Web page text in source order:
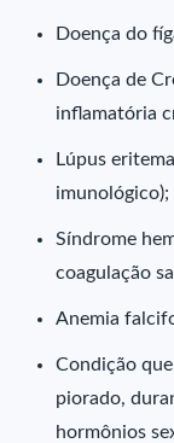
Doença do
Doença de
inflamatória
Lúpus
imunológico);
Síndrome
coagulação
Anemia
Condição
piorado,
hormônios